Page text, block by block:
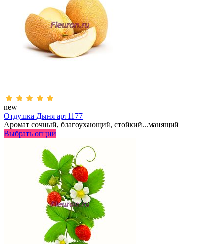
new
Отдушка Дыня арт1177
Аромат сочный, благоухающий, стойкий...манящий
Выбрать опции